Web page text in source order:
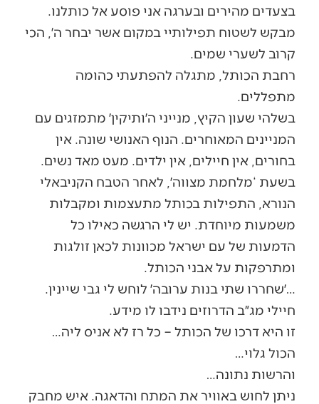
בצעדים מהירים ובערגה אני פוסע אל כותלנו.
מבקש לשטוח תפילותיי במקום אשר יבחר ה׳, הכי
קרוב לשערי שמים.
רחבת הכותל, מתגלה להפתעתי כהומה
מתפללים.
בשלהי שעון הקיץ, מנייני ה׳ותיקין׳ מתמזגים עם
המניינים המאוחרים. הנוף האנושי שונה. אין
בחורים, אין חיילים, אין ילדים. מעט מאד נשים.
בשעת ‘מלחמת מצווה׳, לאחר הטבח הקניבאלי
הנורא, התפילות בכותל מתעצמות ומקבלות
משמעות מיוחדת. יש לי הרגשה כאילו כל
הדמעות של עם ישראל מכוונות לכאן זולגות
ומתרפקות על אבני הכותל.
…׳שחררו שתי בנות ערובה׳ לוחש לי גבי שיינין.
חיילי מג״ב הדרוזים נידבו לו מידע.
זו היא דרכו של הכותל – כל רז לא אניס ליה…
הכול גלוי…
והרשות נתונה…
ניתן לחוש באוויר את המתח והדאגה. איש מחבק